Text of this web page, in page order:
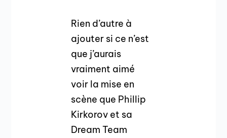
Rien d’autre à
ajouter si ce n’est
que j’aurais
vraiment aimé
voir la mise en
scène que Phillip
Kirkorov et sa
Dream Team